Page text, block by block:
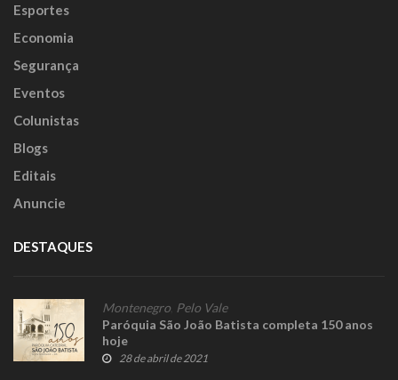
Esportes
Economia
Segurança
Eventos
Colunistas
Blogs
Editais
Anuncie
DESTAQUES
Montenegro Pelo Vale
Paróquia São João Batista completa 150 anos
hoje
28 de abril de 2021